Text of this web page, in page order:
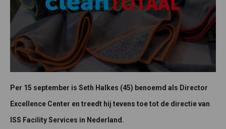
Per 15 september is Seth Halkes (45) benoemd als Director
Excellence Center en treedt hij tevens toe tot de directie van
ISS Facility Services in Nederland.